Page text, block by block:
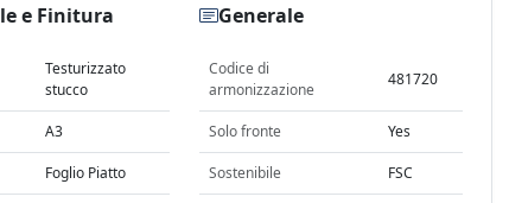
e Finitura
Testurizzato
stucco
A3
Foglio Piatto
Generale
Codice di
armonizzazione
481720
Solo fronte Yes
Sostenibile FSC